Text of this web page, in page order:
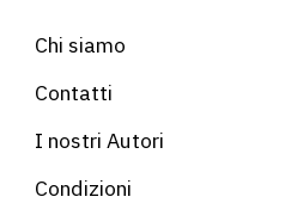
Chi siamo
Contatti
I nostri Autori
Condizioni